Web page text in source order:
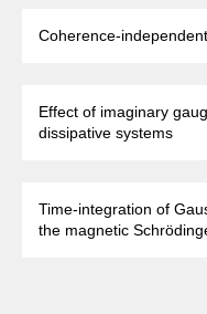
Coherence-
Effect of imaginary
dissipative systems
Time-integration of
the magnetic